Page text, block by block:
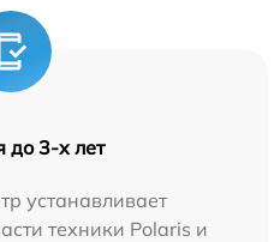
до 3-х лет
устанавливает
техники Polaris и